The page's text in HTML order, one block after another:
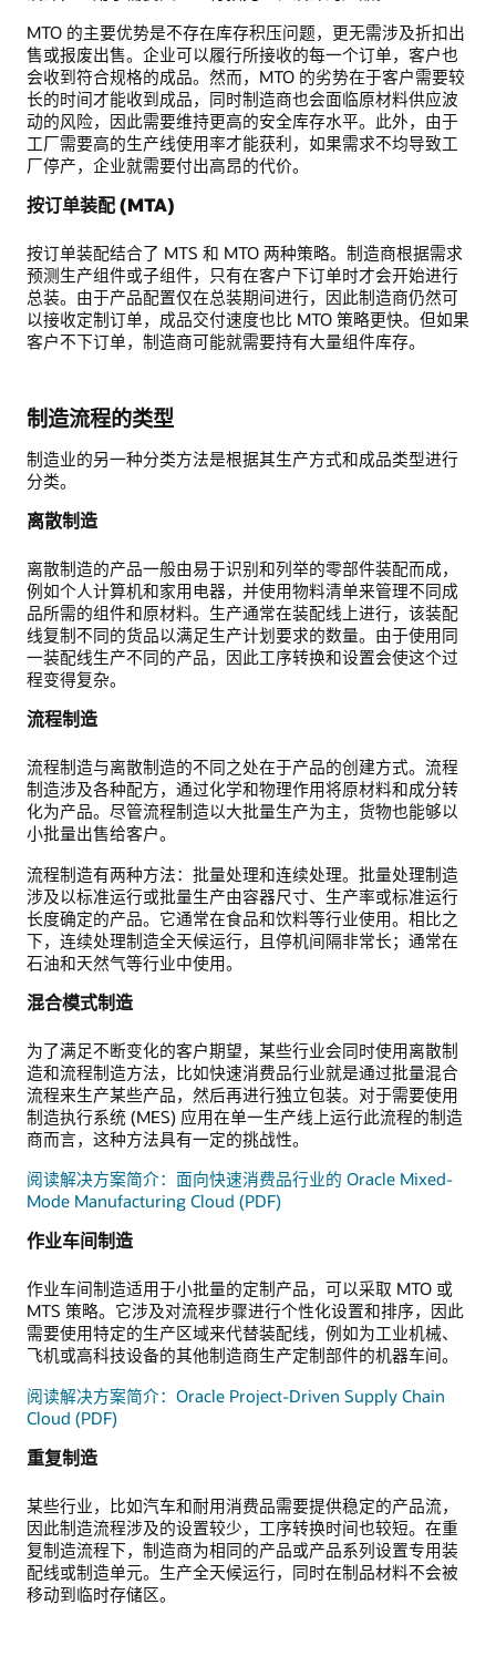
MTO 的主要优势是不存在库存积压问题，更无需涉及折扣出
售或报废出售。企业可以履行所接收的每一个订单，客户也
会收到符合规格的成品。然而，MTO 的劣势在于客户需要较
长的时间才能收到成品，同时制造商也会面临原材料供应波
动的风险，因此需要维持更高的安全库存水平。此外，由于
工厂需要高的生产线使用率才能获利，如果需求不均导致工
厂停产，企业就需要付出高昂的代价。
按订单装配 (MTA)
按订单装配结合了 MTS 和 MTO 两种策略。制造商根据需求
预测生产组件或子组件，只有在客户下订单时才会开始进行
总装。由于产品配置仅在总装期间进行，因此制造商仍然可
以接收定制订单，成品交付速度也比 MTO 策略更快。但如果
客户不下订单，制造商可能就需要持有大量组件库存。
制造流程的类型
制造业的另一种分类方法是根据其生产方式和成品类型进行
分类。
离散制造
离散制造的产品一般由易于识别和列举的零部件装配而成，
例如个人计算机和家用电器，并使用物料清单来管理不同成
品所需的组件和原材料。生产通常在装配线上进行，该装配
线复制不同的货品以满足生产计划要求的数量。由于使用同
一装配线生产不同的产品，因此工序转换和设置会使这个过
程变得复杂。
流程制造
流程制造与离散制造的不同之处在于产品的创建方式。流程
制造涉及各种配方，通过化学和物理作用将原材料和成分转
化为产品。尽管流程制造以大批量生产为主，货物也能够以
小批量出售给客户。
流程制造有两种方法：批量处理和连续处理。批量处理制造
涉及以标准运行或批量生产由容器尺寸、生产率或标准运行
长度确定的产品。它通常在食品和饮料等行业使用。相比之
下，连续处理制造全天候运行，且停机间隔非常长；通常在
石油和天然气等行业中使用。
混合模式制造
为了满足不断变化的客户期望，某些行业会同时使用离散制
造和流程制造方法，比如快速消费品行业就是通过批量混合
流程来生产某些产品，然后再进行独立包装。对于需要使用
制造执行系统 (MES) 应用在单一生产线上运行此流程的制造
商而言，这种方法具有一定的挑战性。
阅读解决方案简介：面向快速消费品行业的 Oracle Mixed-
Mode Manufacturing Cloud (PDF)
作业车间制造
作业车间制造适用于小批量的定制产品，可以采取 MTO 或
MTS 策略。它涉及对流程步骤进行个性化设置和排序，因此
需要使用特定的生产区域来代替装配线，例如为工业机械、
飞机或高科技设备的其他制造商生产定制部件的机器车间。
阅读解决方案简介：Oracle Project-Driven Supply Chain
Cloud (PDF)
重复制造
某些行业，比如汽车和耐用消费品需要提供稳定的产品流，
因此制造流程涉及的设置较少，工序转换时间也较短。在重
复制造流程下，制造商为相同的产品或产品系列设置专用装
配线或制造单元。生产全天候运行，同时在制品材料不会被
移动到临时存储区。